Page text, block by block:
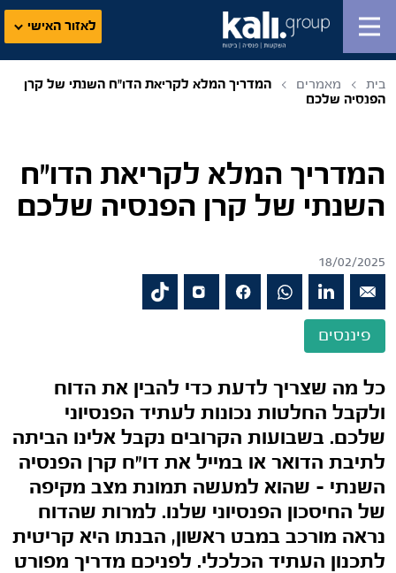
לאזור האישי
בית מאמרים
המדריך המלא לקריאת הדו"ח השנתי של קרן
הפנסיה שלכם
המדריך המלא לקריאת הדו"ח
השנתי של קרן הפנסיה שלכם
18/02/2025
פיננסים
כל מה שצריך לדעת כדי להבין את הדוח
ולקבל החלטות נכונות לעתיד הפנסיוני
שלכם. בשבועות הקרובים נקבל אלינו הביתה
לתיבת הדואר או במייל את דו"ח קרן הפנסיה
השנתי – שהוא למעשה תמונת מצב מקיפה
של החיסכון הפנסיוני שלנו. למרות שהדוח
נראה מורכב במבט ראשון, הבנתו היא קריטית
לתכנון העתיד הכלכלי. לפניכם מדריך מפורט